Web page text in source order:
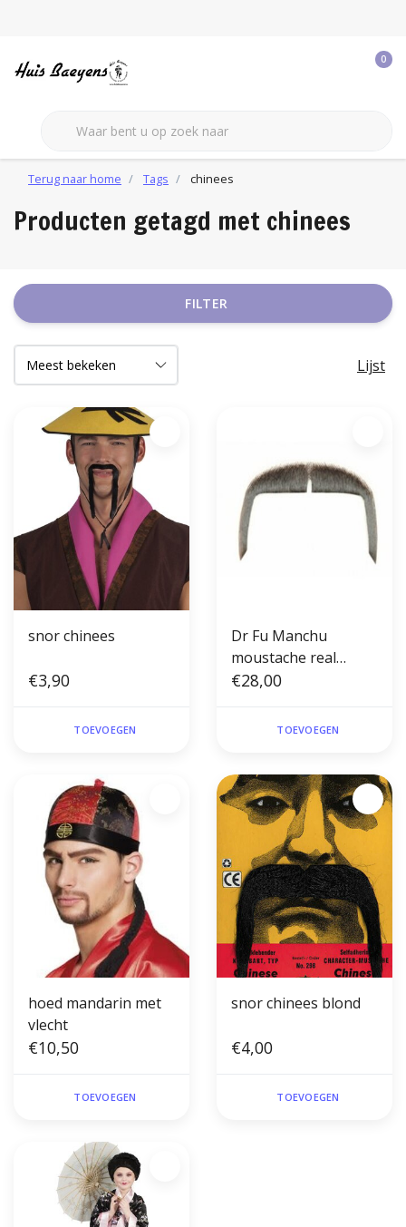
0
Terug naar home Tags chinees
Producten getagd met chinees
FILTER
Lijst
snor chinees
€3,90
TOEVOEGEN
Dr Fu Manchu
moustache real
human hair #56
€28,00
TOEVOEGEN
hoed mandarin met
vlecht
€10,50
TOEVOEGEN
snor chinees blond
€4,00
TOEVOEGEN